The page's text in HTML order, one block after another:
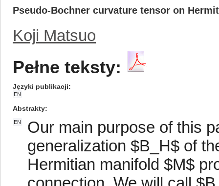
Pseudo-Bochner curvature tensor on
Koji Matsuo
Pełne teksty:
Języki publikacji
EN
Abstrakty
EN
Our main purpose of this
generalization $B_H$ of
Hermitian manifold $M$